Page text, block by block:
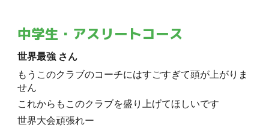
中学生・アスリートコース
世界最強 さん
もうこのクラブのコーチにはすごすぎて頭が上がりま
せん
これからもこのクラブを盛り上げてほしいです
世界大会頑張れー